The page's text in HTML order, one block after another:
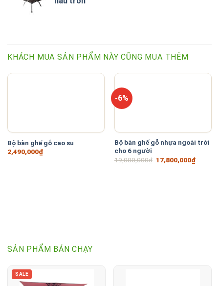
KHÁCH MUA SẢN PHẨM NÀY CŨNG MUA THÊM
Bộ bàn ghế gỗ cao su
2,490,000₫
-6%
Bộ bàn ghế gỗ nhựa ngoài trời
cho 6 người
19,000,000₫ Giá
gốc
17,800,000₫Giá
hiện
SẢN PHẨM BÁN CHẠY
SALE